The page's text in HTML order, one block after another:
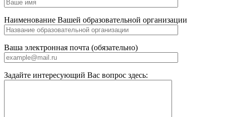
Наименование Вашей образовательной организации
Ваша электронная почта (обязательно)
Задайте интересующий Вас вопрос здесь: